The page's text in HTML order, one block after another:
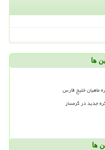
ها
ماهیان خلیج فارس
ها